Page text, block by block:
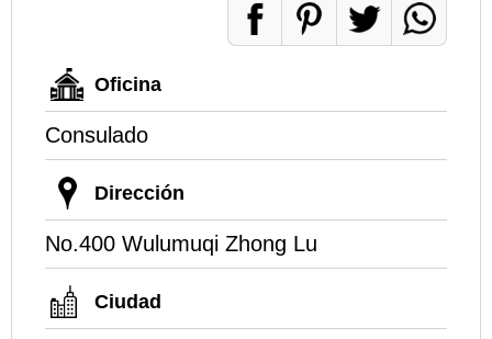
Oficina
Consulado
Dirección
No.400 Wulumuqi Zhong Lu
Ciudad